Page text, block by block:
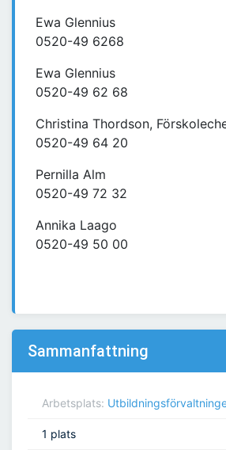
Ewa Glennius
0520-49 6268
Ewa Glennius
0520-49 62 68
Christina Thordson,
0520-49 64 20
Pernilla Alm
0520-49 72 32
Annika Laago
0520-49 50 00
Sammanfattning
Arbetsplats:
1 plats